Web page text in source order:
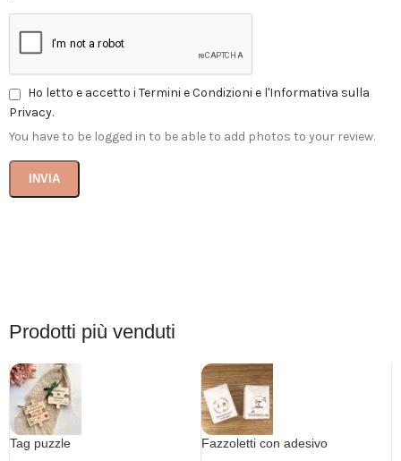
Ho letto e accetto i Termini e Condizioni e l'Informativa sulla
Privacy.
You have to be logged in to be able to add photos to your review.
Prodotti più venduti
Tag puzzle
Fazzoletti con adesivo